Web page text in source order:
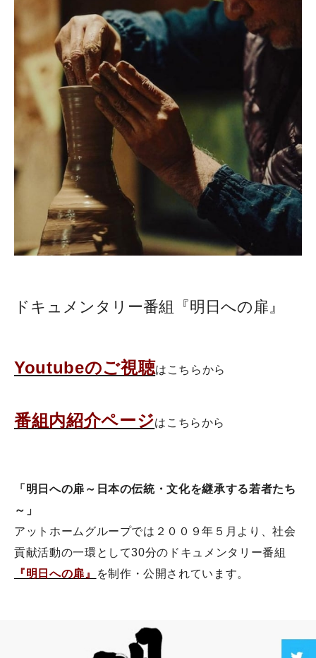
ドキュメンタリー番組『明日への扉』
Youtubeのご視聴はこちらから
番組内紹介ページはこちらから
「明日への扉～日本の伝統・文化を継承する若者たち
～」
アットホームグループでは２００９年５月より、社会
貢献活動の一環として30分のドキュメンタリー番組
『明日への扉』
を制作・公開されています。